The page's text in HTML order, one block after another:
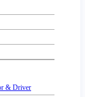
& Driver